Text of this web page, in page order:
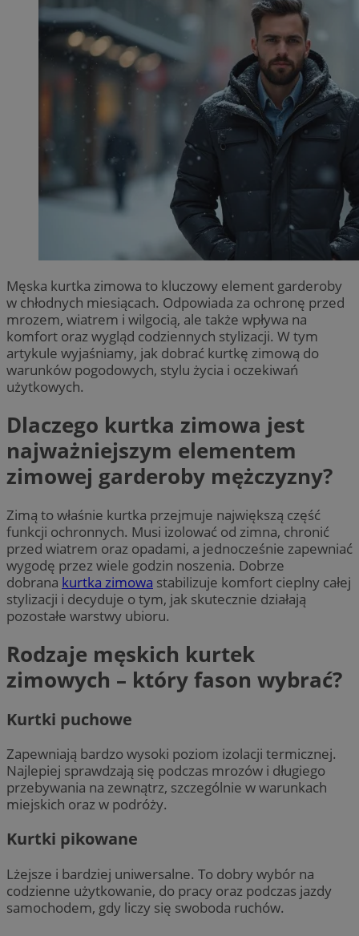
Męska kurtka zimowa to kluczowy element garderoby
w chłodnych miesiącach. Odpowiada za ochronę przed
mrozem, wiatrem i wilgocią, ale także wpływa na
komfort oraz wygląd codziennych stylizacji. W tym
artykule wyjaśniamy, jak dobrać kurtkę zimową do
warunków pogodowych, stylu życia i oczekiwań
użytkowych.
Dlaczego kurtka zimowa jest
najważniejszym elementem
zimowej garderoby mężczyzny?
Zimą to właśnie kurtka przejmuje największą część
funkcji ochronnych. Musi izolować od zimna, chronić
przed wiatrem oraz opadami, a jednocześnie zapewniać
wygodę przez wiele godzin noszenia. Dobrze
dobrana kurtka zimowa stabilizuje komfort cieplny całej
stylizacji i decyduje o tym, jak skutecznie działają
pozostałe warstwy ubioru.
Rodzaje męskich kurtek
zimowych – który fason wybrać?
Kurtki puchowe
Zapewniają bardzo wysoki poziom izolacji termicznej.
Najlepiej sprawdzają się podczas mrozów i długiego
przebywania na zewnątrz, szczególnie w warunkach
miejskich oraz w podróży.
Kurtki pikowane
Lżejsze i bardziej uniwersalne. To dobry wybór na
codzienne użytkowanie, do pracy oraz podczas jazdy
samochodem, gdy liczy się swoboda ruchów.